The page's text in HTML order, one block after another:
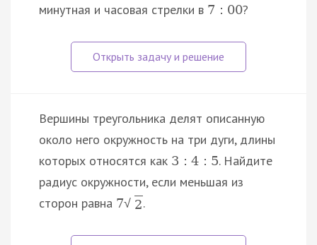
минутная и часовая стрелки в 7 : 00?
Вершины треугольника делят описанную
около него окружность на три дуги, длины
которых относятся как 3 : 4 : 5. Найдите
радиус окружности, если меньшая из
сторон равна 7√ 2.